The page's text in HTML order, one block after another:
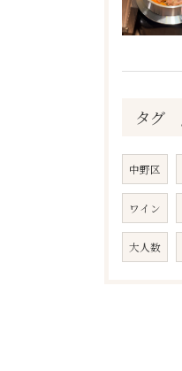
タグ
中野区
ワイン
大人数